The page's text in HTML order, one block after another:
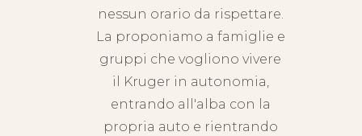
nessun orario da rispettare.
La proponiamo a famiglie e
gruppi che vogliono vivere
il Kruger in autonomia,
entrando all'alba con la
propria auto e rientrando